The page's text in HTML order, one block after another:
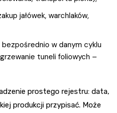
jałówek, warchlaków,
w danym cyklu
tuneli foliowych –
prostego rejestru: data,
produkcji przypisać. Może